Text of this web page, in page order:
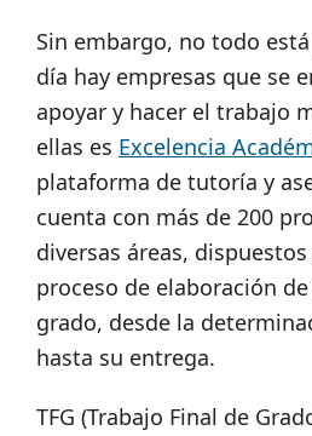
Sin embargo, no todo
día hay empresas que se
apoyar y hacer el trabajo
ellas es Excelencia
plataforma de tutoría y
cuenta con más de 200
diversas áreas,
proceso de elaboración
grado, desde la
hasta su entrega.
TFG (Trabajo Final de